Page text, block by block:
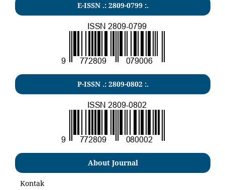
E-ISSN .: 2809-0799 :.
P-ISSN .: 2809-0802 :.
About Journal
Kontak